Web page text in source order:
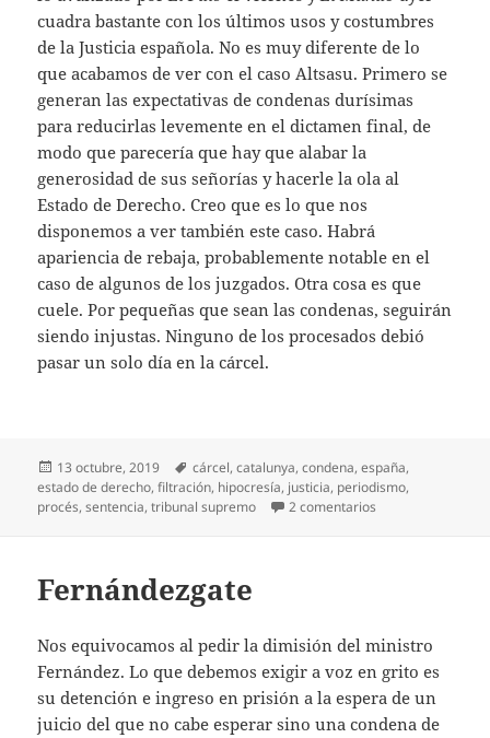
cuadra bastante con los últimos usos y costumbres
de la Justicia española. No es muy diferente de lo
que acabamos de ver con el caso Altsasu. Primero se
generan las expectativas de condenas durísimas
para reducirlas levemente en el dictamen final, de
modo que parecería que hay que alabar la
generosidad de sus señorías y hacerle la ola al
Estado de Derecho. Creo que es lo que nos
disponemos a ver también este caso. Habrá
apariencia de rebaja, probablemente notable en el
caso de algunos de los juzgados. Otra cosa es que
cuele. Por pequeñas que sean las condenas, seguirán
siendo injustas. Ninguno de los procesados debió
pasar un solo día en la cárcel.
Publicado
el
13 octubre, 2019 Etiquetas
cárcel,catalunya,condena,españa,
estado de derecho,filtración, hipocresía, justicia, periodismo,
procés,sentencia,tribunal supremo 2 comentarios
Fernándezgate
Nos equivocamos al pedir la dimisión del ministro
Fernández. Lo que debemos exigir a voz en grito es
su detención e ingreso en prisión a la espera de un
juicio del que no cabe esperar sino una condena de